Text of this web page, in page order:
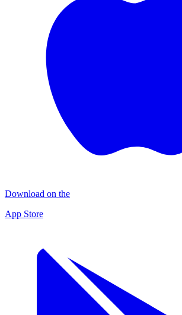
Download on the
App Store